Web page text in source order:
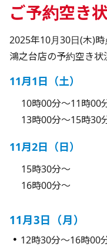
ご予約空き
2025年10月30日(木)
鴻之台店の予約空き状
11月1日（土）
10時00分～11時00
13時00分～15時30
11月2日（日）
15時30分～
16時00分～
11月3日（月）
・ 12時30分～16時00